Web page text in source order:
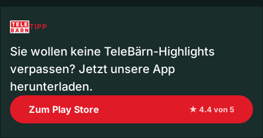
TIPP
Sie wollen keine TeleBärn-Highlights
verpassen? Jetzt unsere App
herunterladen.
Zum Play Store ★ 4.4 von 5